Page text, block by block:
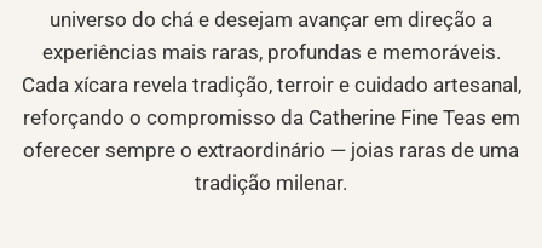
universo do chá e desejam avançar em direção a
experiências mais raras, profundas e memoráveis.
Cada xícara revela tradição, terroir e cuidado artesanal,
reforçando o compromisso da Catherine Fine Teas em
oferecer sempre o extraordinário — joias raras de uma
tradição milenar.